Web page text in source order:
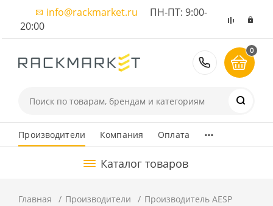
info@rackmarket.ru ПН-ПТ: 9:00-
20:00
8 (495)
0
Производители Компания Оплата ...
Каталог товаров
Главная Производители Производитель AESP